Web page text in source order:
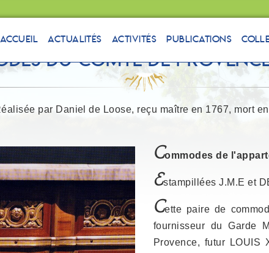
Accueil Actualités Activités Publications
du Comte de
par Daniel de Loose, reçu maître en 1767, mort
Commodes de
Estampillées J.M.E et
Cette paire de
fournisseur du Garde
Provence, futur